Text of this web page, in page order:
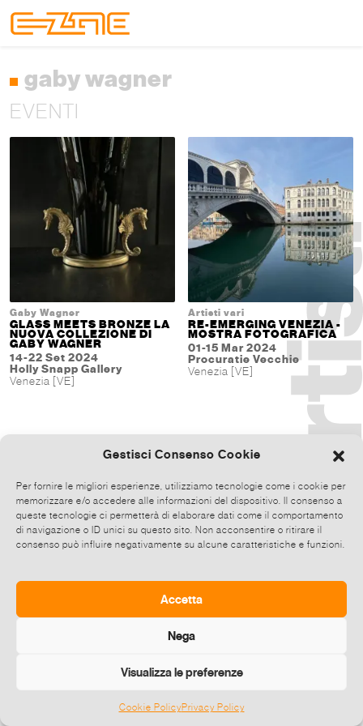
Gestisci Consenso Cookie
Per fornire le migliori esperienze, utilizziamo tecnologie come i cookie per
memorizzare e/o accedere alle informazioni del dispositivo. Il consenso a
queste tecnologie ci permetterà di elaborare dati come il comportamento
di navigazione o ID unici su questo sito. Non acconsentire o ritirare il
consenso può influire negativamente su alcune caratteristiche e funzioni.
Accetta
Nega
Visualizza le preferenze
Cookie PolicyPrivacy Policy
gaby wagner
EVENTI
Gaby Wagner
GLASS MEETS BRONZE LA
NUOVA COLLEZIONE DI
GABY WAGNER
14-22 Set 2024
Holly Snapp Gallery
Venezia [VE]
Artisti vari
RE-EMERGING VENEZIA -
MOSTRA FOTOGRAFICA
01-15 Mar 2024
Procuratie Vecchie
Venezia [VE]
©2026 E-zine